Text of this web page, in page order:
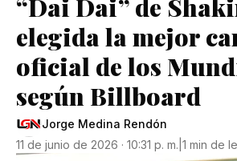
“Dai Dai” de
elegida la mejor
oficial de los
según Billboard
Jorge Medina Rendón
11 de junio de 2026 · 10:31 p. m. 1 min de